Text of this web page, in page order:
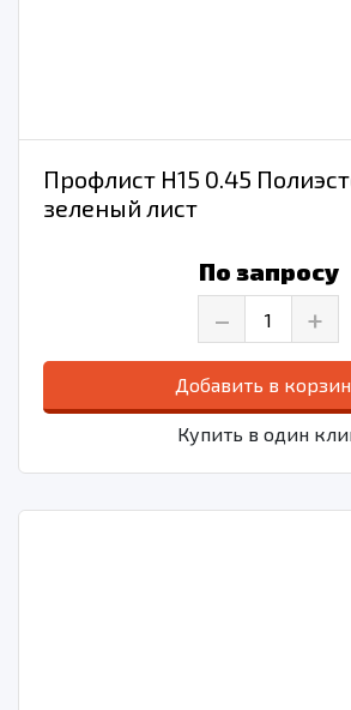
Профлист Н15 0.45
зеленый лист
По запросу
– +
Добавить в
Купить в один